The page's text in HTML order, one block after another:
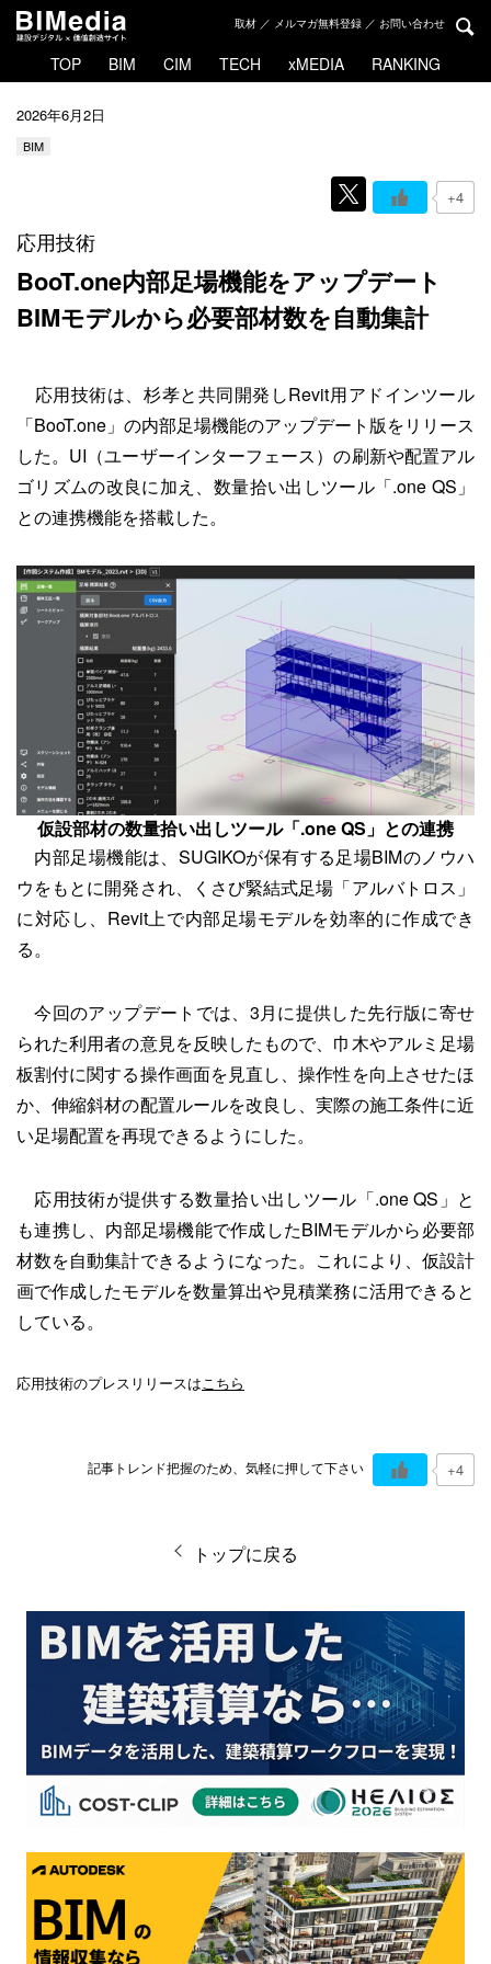
取材 ／ メルマガ無料登録 ／ お問い合わせ
TOP BIM CIM TECH xMEDIA RANKING
2026年6月2日
BIM
+4
応用技術
BooT.one内部足場機能をアップデート
BIMモデルから必要部材数を自動集計
応用技術は、杉孝と共同開発しRevit用アドインツール
「BooT.one」の内部足場機能のアップデート版をリリース
した。UI（ユーザーインターフェース）の刷新や配置アル
ゴリズムの改良に加え、数量拾い出しツール「.one QS」
との連携機能を搭載した。
仮設部材の数量拾い出しツール「.one QS」との連携
内部足場機能は、SUGIKOが保有する足場BIMのノウハ
ウをもとに開発され、くさび緊結式足場「アルバトロス」
に対応し、Revit上で内部足場モデルを効率的に作成でき
る。
今回のアップデートでは、3月に提供した先行版に寄せ
られた利用者の意見を反映したもので、巾木やアルミ足場
板割付に関する操作画面を見直し、操作性を向上させたほ
か、伸縮斜材の配置ルールを改良し、実際の施工条件に近
い足場配置を再現できるようにした。
応用技術が提供する数量拾い出しツール「.one QS」と
も連携し、内部足場機能で作成したBIMモデルから必要部
材数を自動集計できるようになった。これにより、仮設計
画で作成したモデルを数量算出や見積業務に活用できると
している。
応用技術のプレスリリースはこちら
記事トレンド把握のため、気軽に押して下さい +4
トップに戻る